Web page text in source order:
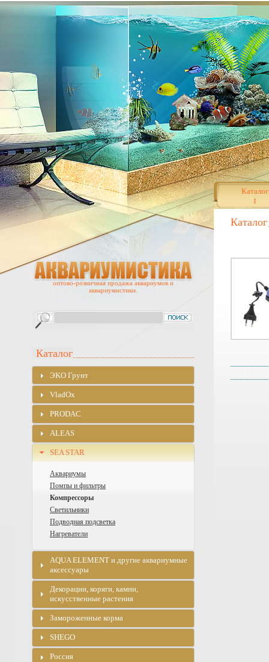
Каталог
Каталог
оптово-розничная продажа аквариумов и
аквариумистики.
Каталог
ЭKO Грунт
VladOx
PRODAC
ALEAS
SEA STAR
Аквариумы
Помпы и фильтры
Компрессоры
Светильники
Подводная подсветка
Нагреватели
AQUA ELEMENT и другие аквариумные
аксессуары
Декорации, коряги, камни,
искусственные растения
Замороженные корма
SHEGO
Россия